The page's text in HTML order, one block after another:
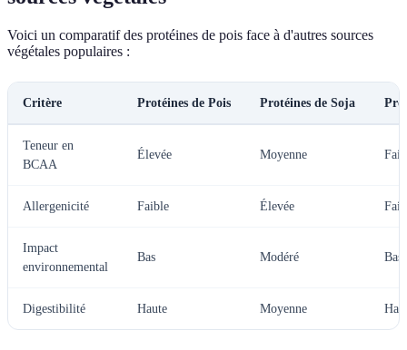
Voici un comparatif des protéines de pois face à d'autres sources
végétales populaires :
Critère Protéines de Pois Protéines de Soja
Teneur en
BCAA
Élevée Moyenne
Allergenicité Faible Élevée
Impact
environnemental
Bas Modéré Bas
Digestibilité Haute Moyenne